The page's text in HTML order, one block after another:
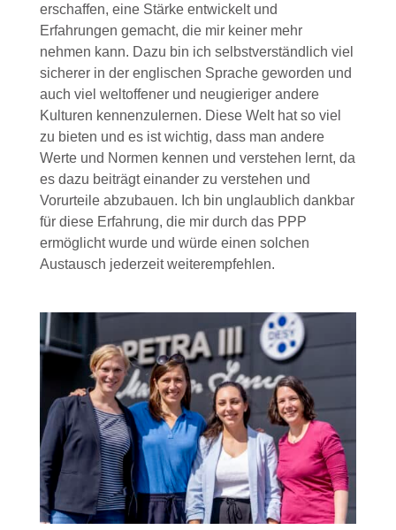
erschaffen, eine Stärke entwickelt und
Erfahrungen gemacht, die mir keiner mehr
nehmen kann. Dazu bin ich selbstverständlich viel
sicherer in der englischen Sprache geworden und
auch viel weltoffener und neugieriger andere
Kulturen kennenzulernen. Diese Welt hat so viel
zu bieten und es ist wichtig, dass man andere
Werte und Normen kennen und verstehen lernt, da
es dazu beiträgt einander zu verstehen und
Vorurteile abzubauen. Ich bin unglaublich dankbar
für diese Erfahrung, die mir durch das PPP
ermöglicht wurde und würde einen solchen
Austausch jederzeit weiterempfehlen.